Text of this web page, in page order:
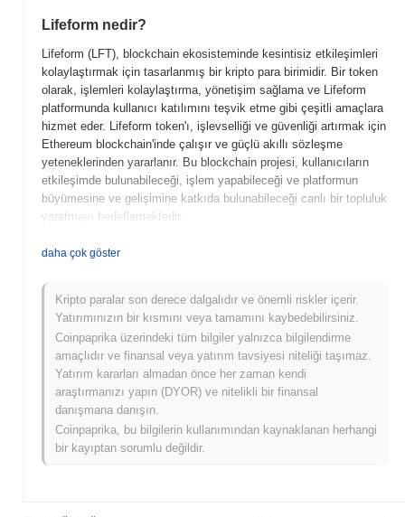
Lifeform nedir?
Lifeform (LFT), blockchain ekosisteminde kesintisiz etkileşimleri
kolaylaştırmak için tasarlanmış bir kripto para birimidir. Bir token
olarak, işlemleri kolaylaştırma, yönetişim sağlama ve Lifeform
platformunda kullanıcı katılımını teşvik etme gibi çeşitli amaçlara
hizmet eder. Lifeform token'ı, işlevselliği ve güvenliği artırmak için
Ethereum blockchain'inde çalışır ve güçlü akıllı sözleşme
yeteneklerinden yararlanır. Bu blockchain projesi, kullanıcıların
etkileşimde bulunabileceği, işlem yapabileceği ve platformun
büyümesine ve gelişimine katkıda bulunabileceği canlı bir topluluk
yaratmayı hedeflemektedir.
Lifeform ne zaman ve nasıl başladı?
sektörlerde entegrasyonunu devrim niteliğinde değiştirmeyi
amaçlayarak başlatıldı. Teknoloji ve finans alanında deneyimli
profesyonellerden oluşan bir ekip tarafından geliştirilen Lifeform,
merkeziyetsiz çözümler aracılığıyla kullanıcı deneyimlerini
geliştirmeye odaklanmaktadır. Proje, birkaç kripto para borsasında
ilk kez listelendikten sonra dikkat çekmeye başladı ve bu durum,
kripto topluluğundaki görünürlüğünü ve benimsenmesini önemli
ölçüde artırdı.
Lifeform için neler geliyor?
daha çok göster
Kripto paralar son derece dalgalıdır ve önemli riskler içerir.
Yatırımınızın bir kısmını veya tamamını kaybedebilirsiniz.
Coinpaprika üzerindeki tüm bilgiler yalnızca bilgilendirme
amaçlıdır ve finansal veya yatırım tavsiyesi niteliği taşımaz.
Yatırım kararları almadan önce her zaman kendi
araştırmanızı yapın (DYOR) ve nitelikli bir finansal
danışmana danışın.
Coinpaprika, bu bilgilerin kullanımından kaynaklanan herhangi
bir kayıptan sorumlu değildir.